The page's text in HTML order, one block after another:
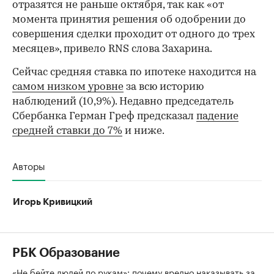
отразятся не раньше октября, так как «от
момента принятия решения об одобрении до
совершения сделки проходит от одного до трех
месяцев», привело RNS слова Захарина.
Сейчас средняя ставка по ипотеке находится на
самом низком уровне за всю историю
наблюдений (10,9%). Недавно председатель
Сбербанка Герман Греф предсказал падение
средней ставки до 7% и ниже.
Авторы
Игорь Кривицкий
РБК Образование